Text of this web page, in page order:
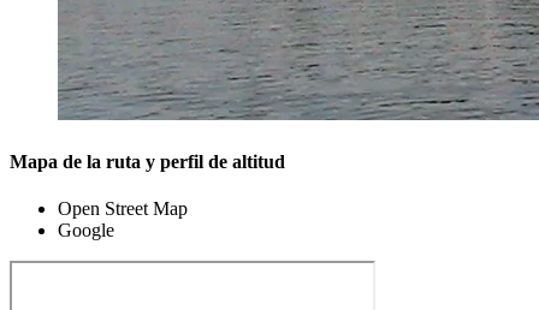
Mapa de la ruta y perfil de altitud
Open Street Map
Google